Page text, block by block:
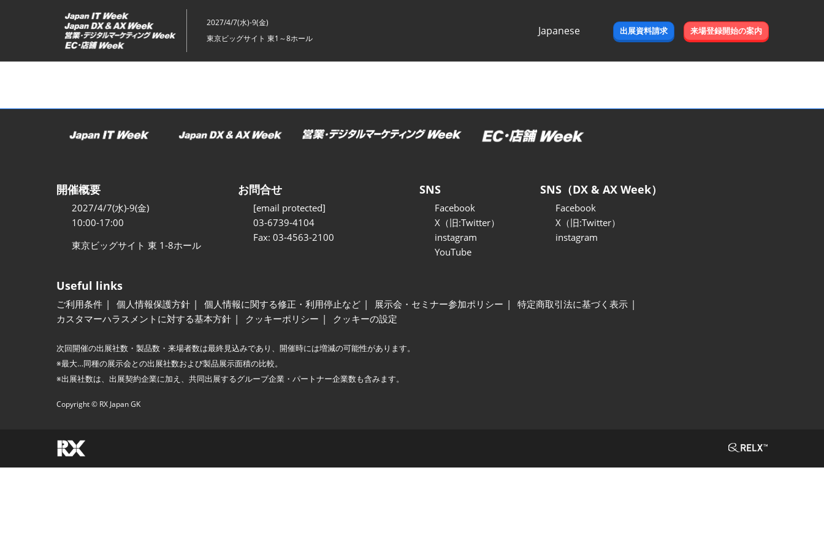
ッ
2027/4/7(水)-9(金)
東京ビッグサイト 東1～8ホール
Japanese
出展資料請求 来場登録開始の案内
開催概要
2027/4/7(水)-9(金)
10:00-17:00
東京ビッグサイト 東 1-8ホール
お問合せ
[email protected]
03-6739-4104
Fax: 03-4563-2100
SNS
Facebook
X（旧:Twitter）
instagram
YouTube
SNS（DX & AX Week）
Facebook
X（旧:Twitter）
instagram
Useful links
ご利用条件 個人情報保護方針 個人情報に関する修正・利用停止など 展示会・セミナー参加ポリシー
特定商取引法に基づく表示
カスタマーハラスメントに対する基本方針
クッキーポリシー クッキーの設定
次回開催の出展社数・製品数・来場者数は最終見込みであり、開催時には増減の可能性があります。
※最大…同種の展示会との出展社数および製品展示面積の比較。
※出展社数は、出展契約企業に加え、共同出展するグループ企業・パートナー企業数も含みます。
Copyright © RX Japan GK